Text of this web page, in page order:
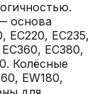
основа
EC220, EC235,
EC380,
Колёсные
EW180,